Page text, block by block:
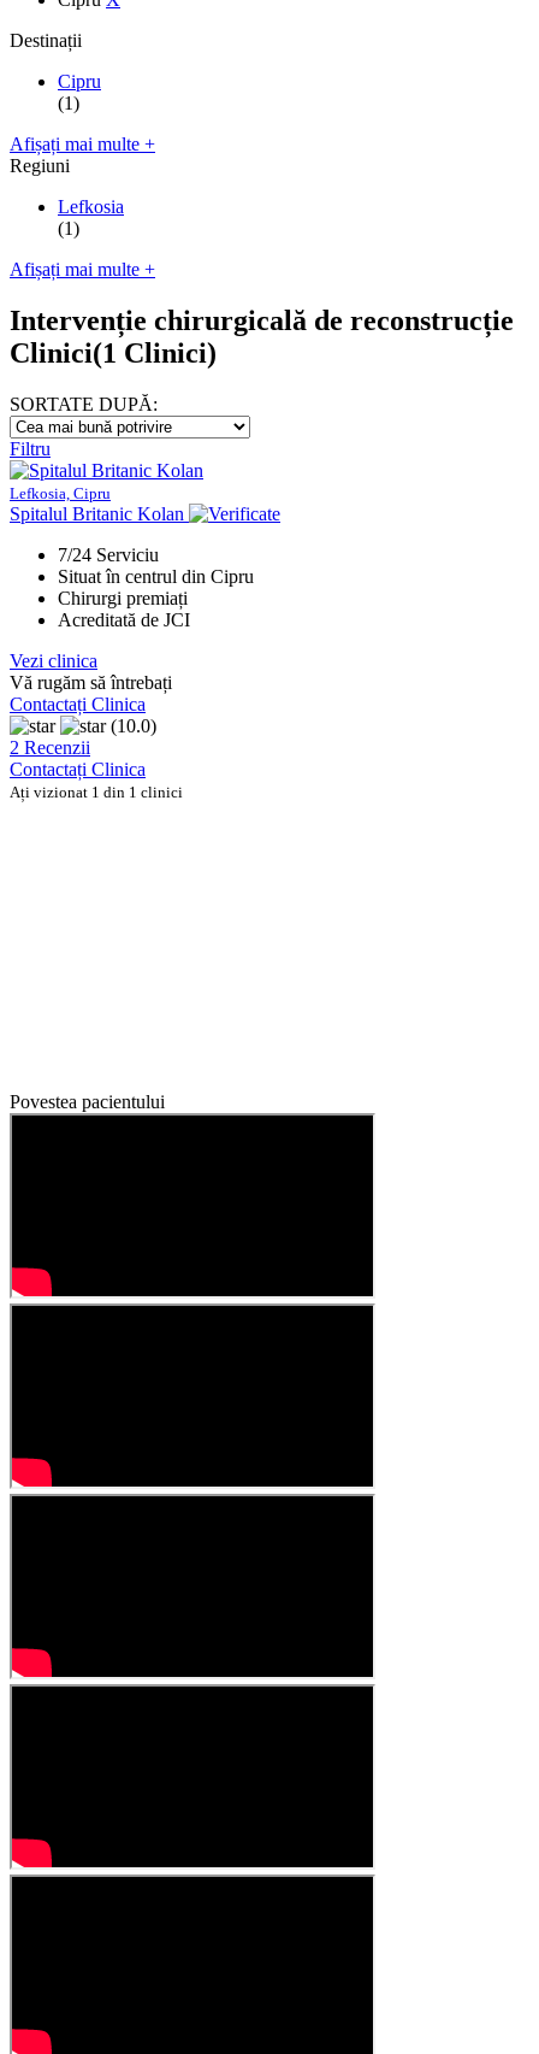
Destinații
Cipru
(1)
Afișați mai multe +
Regiuni
Lefkosia
(1)
Afișați mai multe +
Intervenție chirurgicală de reconstrucție
Clinici(1 Clinici)
SORTATE DUPĂ:
Filtru
Lefkosia, Cipru
Spitalul Britanic Kolan
7/24 Serviciu
Situat în centrul din Cipru
Chirurgi premiați
Acreditată de JCI
Vezi clinica
Vă rugăm să întrebați
Contactați Clinica
(10.0)
2 Recenzii
Contactați Clinica
Ați vizionat 1 din 1 clinici
Povestea pacientului